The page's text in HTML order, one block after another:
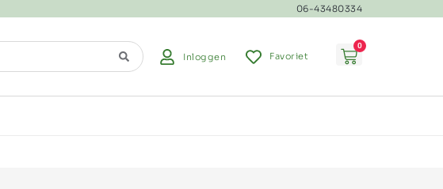
06-43480334
Inloggen Favoriet
0